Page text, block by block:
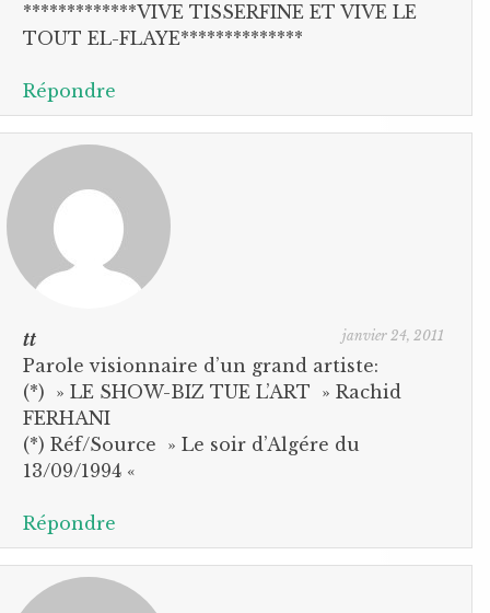
*************VIVE TISSERFINE ET VIVE LE
TOUT EL-FLAYE**************
Répondre
tt janvier 24, 2011
Parole visionnaire d’un grand artiste:
(*) » LE SHOW-BIZ TUE L’ART » Rachid
FERHANI
(*) Réf/Source » Le soir d’Algére du
13/09/1994 «
Répondre